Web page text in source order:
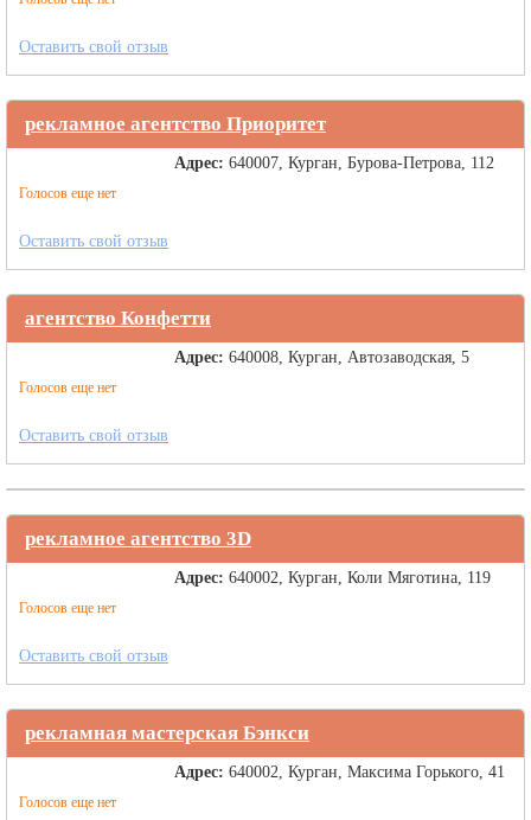
Оставить свой отзыв
рекламное агентство Приоритет
Голосов еще нет
Адрес: 640007, Курган, Бурова-Петрова, 112
Оставить свой отзыв
агентство Конфетти
Голосов еще нет
Адрес: 640008, Курган, Автозаводская, 5
Оставить свой отзыв
рекламное агентство 3D
Голосов еще нет
Адрес: 640002, Курган, Коли Мяготина, 119
Оставить свой отзыв
рекламная мастерская Бэнкси
Голосов еще нет
Адрес: 640002, Курган, Максима Горького, 41